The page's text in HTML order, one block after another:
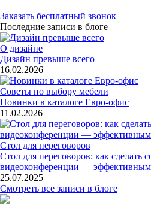
Заказать бесплатный звонок
Последние записи в блоге
О дизайне
Дизайн превыше всего
16.02.2026
Советы по выбору мебели
Новинки в каталоге Евро-офис
11.02.2026
Стол для переговоров
Стол для переговоров: как сделать
видеоконференции —
25.07.2025
Смотреть все записи в блоге